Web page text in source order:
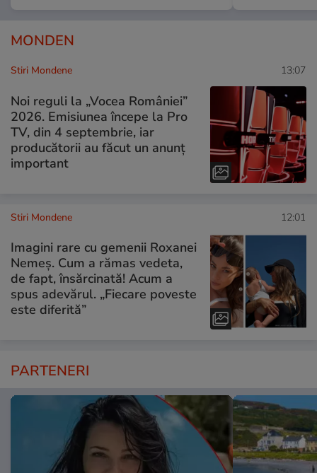
MONDEN
Stiri Mondene 13:07
Noi reguli la „Vocea României”
2026. Emisiunea începe la Pro
TV, din 4 septembrie, iar
producătorii au făcut un anunț
important
Stiri Mondene 12:01
Imagini rare cu gemenii Roxanei
Nemeș. Cum a rămas vedeta,
de fapt, însărcinată! Acum a
spus adevărul. „Fiecare poveste
este diferită”
PARTENERI